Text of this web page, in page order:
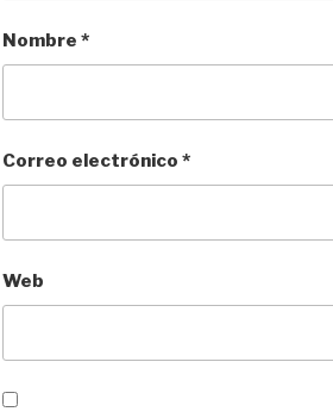
Nombre *
Correo electrónico *
Web